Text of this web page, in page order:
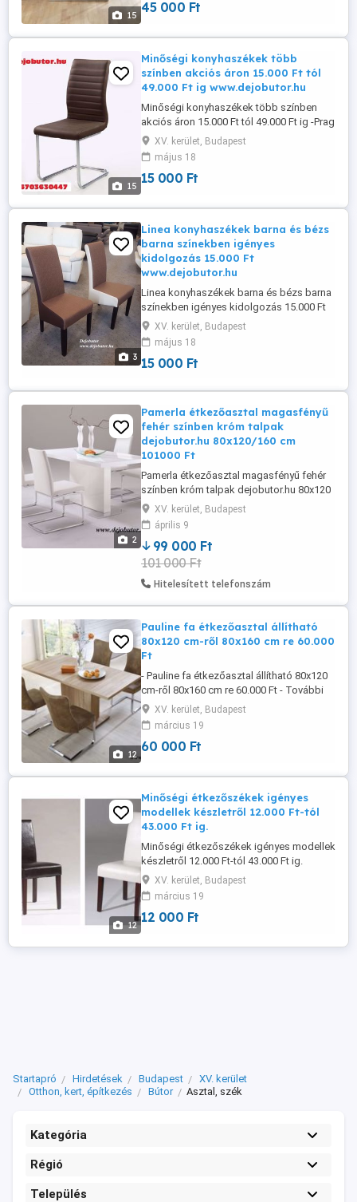
15
étkezőszékek fehér kapucsínó vagy
kivitel akciós ár 15.000 Ft helyett ...
45 000 Ft
15
Minőségi konyhaszékek több
színben akciós áron 15.000 Ft tól
49.000 Ft ig www.dejobutor.hu
Minőségi konyhaszékek több színben
akciós áron 15.000 Ft tól 49.000 Ft ig -Prag
konyhaszék barna kapucsínó fehér vagy
fekete színben 22.000 Ft - Gréta székek
bézs és lakk barna színekben 15.000 Ft -
Prag szék fekete fehér kapucsínó és
vagy fehér színben króm talppal ...
XV. kerület, Budapest
május 18
15 000 Ft
3
Linea konyhaszékek barna és bézs
barna színekben igényes
kidolgozás 15.000 Ft
www.dejobutor.hu
Linea konyhaszékek barna és bézs barna
színekben igényes kidolgozás 15.000 Ft
darabja www.dejobutor.hu KERESD
ZSOLTOT +36703630447 Nagy -
Kiskereskedelmünkben 4000 m2-en több
mint 250 db sarok kanapé ülőgarnitúra
állítottunk ki. 300 db modell van
lecsomagolva melyek ...
XV. kerület, Budapest
május 18
15 000 Ft
2
Pamerla étkezőasztal magasfényű
fehér színben króm talpak
dejobutor.hu 80x120/160 cm
101000 Ft
Pamerla étkezőasztal magasfényű fehér
színben króm talpak dejobutor.hu 80x120
cm amely 80x160 cm re bővíthető 99.000
Ft modell ára az aktuális euró árfolyam
függvényében változhat. Az ár a székek
árát nem tartalmazza www.dejobutor.hu
KERESD ZSOLTOT Nagy -
Kiskereskedelmünkben 4000 m2-en több
...
XV. kerület, Budapest
április 9
99 000 Ft
101 000 Ft
Hitelesített telefonszám
12
Pauline fa étkezőasztal állítható
80x120 cm-ről 80x160 cm re 60.000
Ft
- Pauline fa étkezőasztal állítható 80x120
cm-ről 80x160 cm re 60.000 Ft - További
akciós modellek 79.000 Ft tól 289.000 Ft
ig. www.dejobutor.hu KERESD ZSOLTOT
+36703630447 Nagy -
Kiskereskedelmünkben 4000 m2-en több
franciaágy és étkezőgarnitúrákat
állítottunk ...
XV. kerület, Budapest
március 19
60 000 Ft
12
Minőségi étkezőszékek igényes
modellek készletről 12.000 Ft-tól
43.000 Ft ig.
Minőségi étkezőszékek igényes modellek
készletről 12.000 Ft-tól 43.000 Ft ig.
www.dejobutor.hu KERESD ZSOLTOT
+36703630447 Nagy -
Kiskereskedelmünkben 4000 m2-en több
mint 250 db sarok kanapé ülőgarnitúra
állítottunk ki. 300 db modell van
XV. kerület, Budapest
március 19
12 000 Ft
Startapró Hirdetések Budapest
XV. kerület
Otthon, kert, építkezés
Bútor Asztal, szék
Kategória
Régió
Település